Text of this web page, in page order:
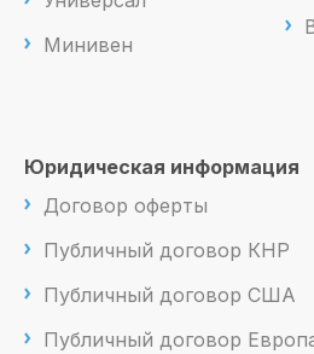
Минивен
Юридическая информация
Договор оферты
Публичный договор КНР
Публичный договор США
Публичный договор